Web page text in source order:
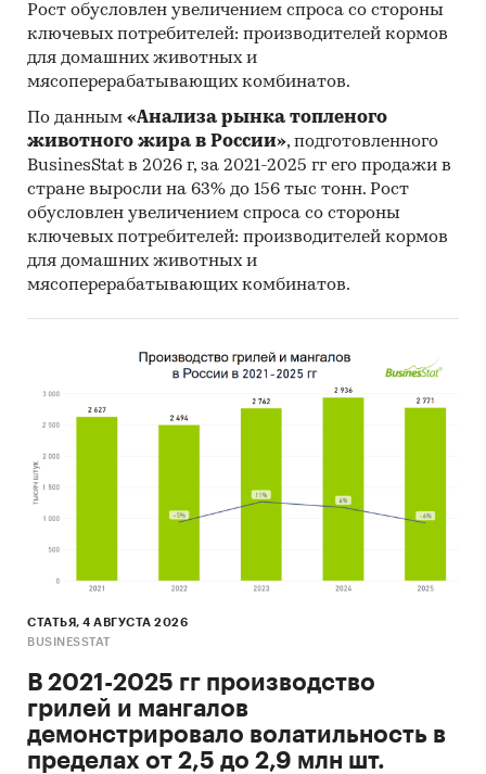
Рост обусловлен увеличением спроса со стороны
ключевых потребителей: производителей кормов
для домашних животных и
мясоперерабатывающих комбинатов.
По данным «Анализа рынка топленого
животного жира в России», подготовленного
BusinesStat в 2026 г, за 2021-2025 гг его продажи в
стране выросли на 63% до 156 тыс тонн. Рост
обусловлен увеличением спроса со стороны
ключевых потребителей: производителей кормов
для домашних животных и
мясоперерабатывающих комбинатов.
СТАТЬЯ, 4 АВГУСТА 2026
BUSINESSTAT
В 2021-2025 гг производство
грилей и мангалов
демонстрировало волатильность в
пределах от 2,5 до 2,9 млн шт.